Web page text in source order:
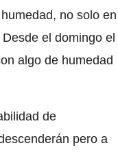
no solo en
el domingo el
algo de humedad
de
pero a